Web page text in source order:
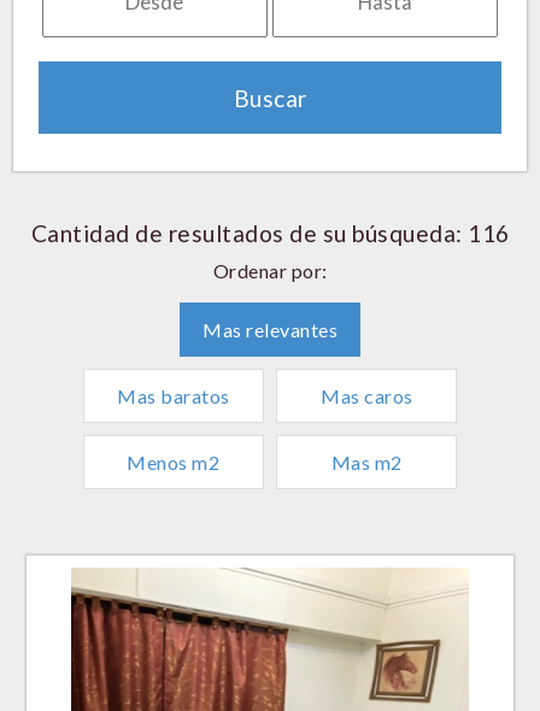
Cantidad de resultados de su búsqueda: 116
Ordenar por:
Mas relevantes
Mas baratos Mas caros
Menos m2 Mas m2